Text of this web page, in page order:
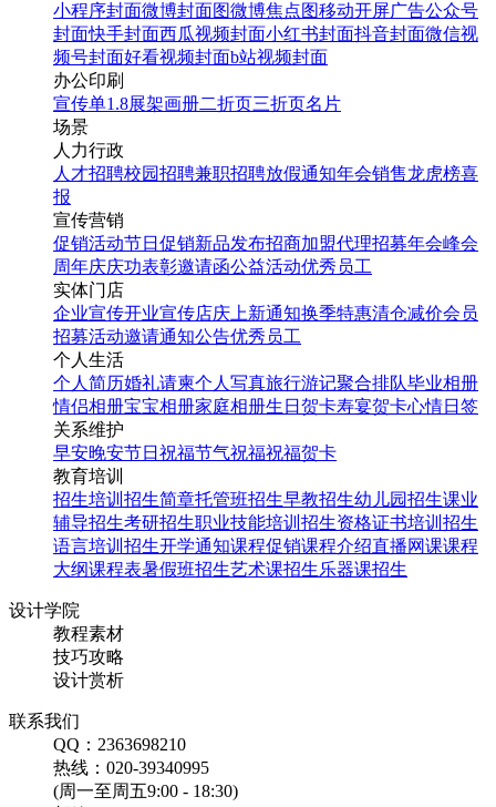
小程序封面微博封面图微博焦点图移动开屏广告公众号
封面快手封面西瓜视频封面小红书封面抖音封面微信视
频号封面好看视频封面b站视频封面
办公印刷
宣传单1.8展架画册二折页三折页名片
场景
人力行政
人才招聘校园招聘兼职招聘放假通知年会销售龙虎榜喜
报
宣传营销
促销活动节日促销新品发布招商加盟代理招募年会峰会
周年庆庆功表彰邀请函公益活动优秀员工
实体门店
企业宣传开业宣传店庆 上新通知换季特惠清仓减价会员
招募活动邀请通知公告优秀员工
个人生活
个人简历婚礼请柬个人写真旅行游记聚合排队毕业相册
情侣相册宝宝相册家庭相册生日贺卡寿宴贺卡心情日签
关系维护
早安晚安节日祝福节气祝福祝福贺卡
教育培训
招生培训 招生简章托管班招生早教招生幼儿园招生课业
辅导招生考研招生职业技能培训招生资格证书培训招生
语言培训招生开学通知课程促销课程介绍直播网课课程
大纲课程表暑假班招生艺术课招生乐器课招生
设计学院
教程素材
技巧攻略
设计赏析
联系我们
QQ：2363698210
热线：020-39340995
(周一至周五9:00 - 18:30)